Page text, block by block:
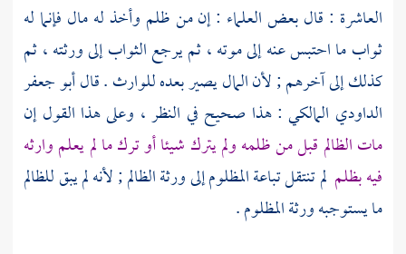
العاشرة : قال بعض العلماء : إن من ظلم وأخذ له مال فإنما له
ثواب ما احتبس عنه إلى موته ، ثم يرجع الثواب إلى ورثته ، ثم
كذلك إلى آخرهم ; لأن المال يصير بعده للوارث . قالأبو جعفر
الداودي المالكي : هذا صحيح في النظر ، وعلى هذا القول إن
مات الظالم قبل من ظلمه ولم يترك شيئا أو ترك ما لم يعلم وارثه
فيه بظلم لم تنتقل تباعة المظلوم إلى ورثة الظالم ; لأنه لم يبق للظالم
ما يستوجبه ورثة المظلوم .